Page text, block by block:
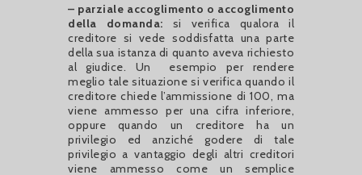
– parziale accoglimento o accoglimento
della domanda: si verifica qualora il
creditore si vede soddisfatta una parte
della sua istanza di quanto aveva richiesto
al giudice. Un
esempio per rendere
meglio tale situazione si verifica quando il
creditore chiede l’ammissione di 100, ma
viene ammesso per una cifra inferiore,
oppure quando un creditore ha un
privilegio ed anziché godere di tale
privilegio a vantaggio degli altri creditori
viene ammesso come un semplice